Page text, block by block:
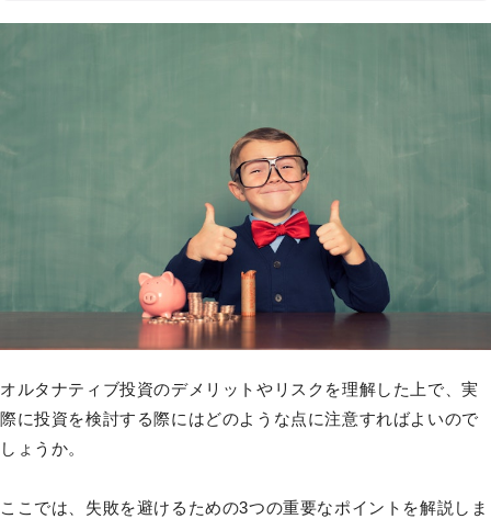
オルタナティブ投資のデメリットやリスクを理解した上で、実
際に投資を検討する際にはどのような点に注意すればよいので
しょうか。
ここでは、失敗を避けるための3つの重要なポイントを解説しま